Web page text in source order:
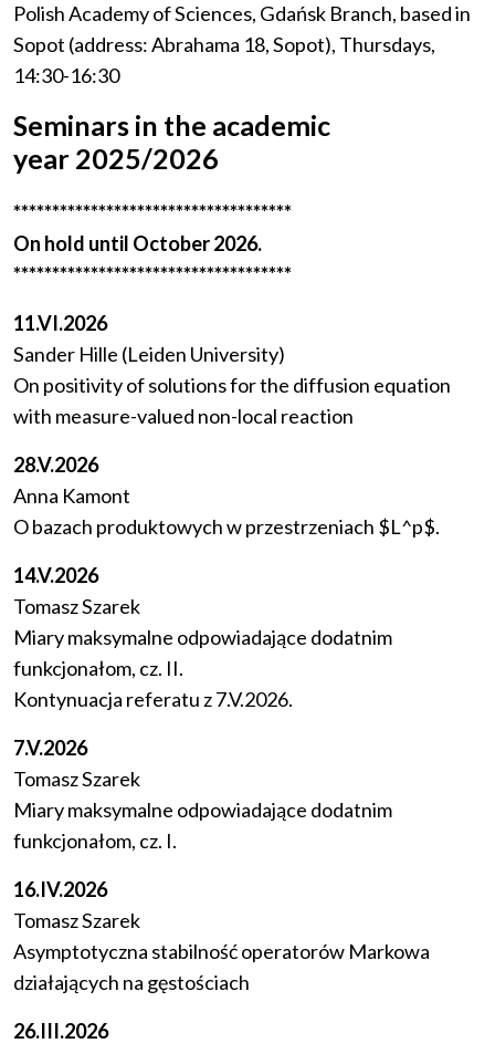
Polish Academy of Sciences, Gdańsk Branch, based in
Sopot (address: Abrahama 18, Sopot), Thursdays,
14:30-16:30
Seminars in the academic
year 2025/2026
************************************
On hold until October 2026.
************************************
11.VI.2026
Sander Hille (Leiden University)
On positivity of solutions for the diffusion equation
with measure-valued non-local reaction
28.V.2026
Anna Kamont
O bazach produktowych w przestrzeniach $L^p$.
14.V.2026
Tomasz Szarek
Miary maksymalne odpowiadające dodatnim
funkcjonałom, cz. II.
Kontynuacja referatu z 7.V.2026.
7.V.2026
Tomasz Szarek
Miary maksymalne odpowiadające dodatnim
funkcjonałom, cz. I.
16.IV.2026
Tomasz Szarek
Asymptotyczna stabilność operatorów Markowa
działających na gęstościach
26.III.2026